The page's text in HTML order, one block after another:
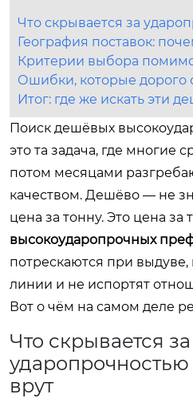
Что скрывается за
География поставок:
Критерии выбора
Ошибки, которые дорого
Итог: где же искать эти
Поиск дешёвых
это та задача, где многие
потом месяцами
качеством. Дешёво — не
цена за тонну. Это цена за
высокоударопрочных
потрескаются при выдуве,
линии и не испортят
Вот о чём на самом деле
Что скрывается за
врут